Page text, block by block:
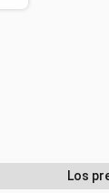
Los